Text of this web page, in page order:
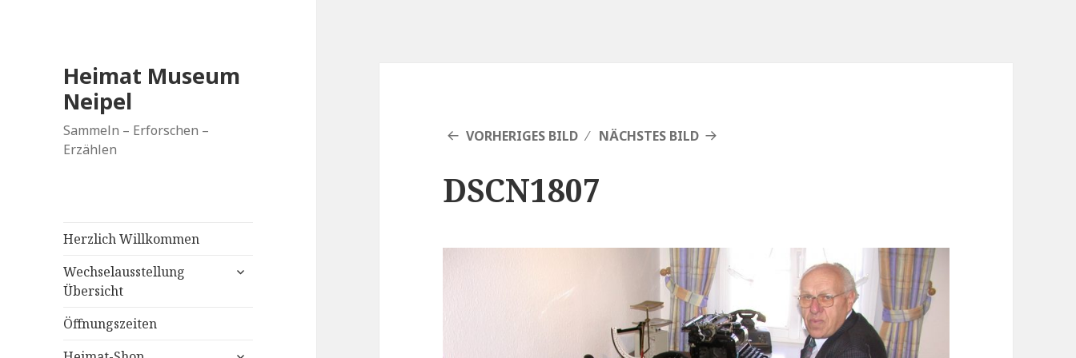
Heimat Museum
Neipel
Sammeln – Erforschen –
Erzählen
Herzlich Willkommen
Wechselausstellung
Übersicht
untermenü
Öffnungszeiten
untermenü
VORHERIGES BILD NÄCHSTES BILD
DSCN1807